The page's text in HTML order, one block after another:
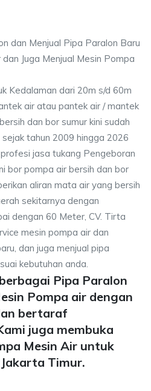
dan Menjual Pipa Paralon Baru
Juga Menjual Mesin Pompa
Kedalaman dari 20m s/d 60m
air atau pantek air / mantek
dan bor sumur kini sudah
tahun 2009 hingga 2026
jasa tukang Pengeboran
bor pompa air bersih dan bor
aliran mata air yang bersih
sekitarnya dengan
dengan 60 Meter, CV. Tirta
mesin pompa air dan
dan juga menjual pipa
kebutuhan anda.
Pipa Paralon
Pompa air dengan
bertaraf
juga membuka
Mesin Air untuk
Timur.